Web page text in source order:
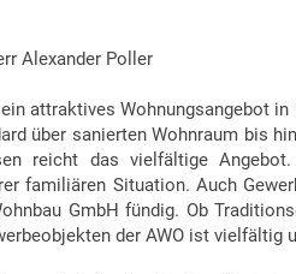
Alexander Poller
attraktives Wohnungsangebot
über sanierten Wohnraum bis
reicht das vielfältige
familiären Situation. Auch
GmbH fündig. Ob
der AWO ist vielfältig